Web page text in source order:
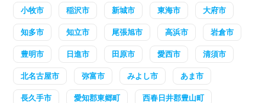
小牧市 稲沢市 新城市 東海市 大府市
知多市 知立市 尾張旭市 高浜市 岩倉市
豊明市 日進市 田原市 愛西市 清須市
北名古屋市 弥富市 みよし市 あま市
長久手市 愛知郡東郷町 西春日井郡豊山町